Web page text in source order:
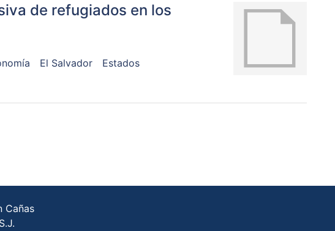
de refugiados en los
El Salvador
Estados
Cañas